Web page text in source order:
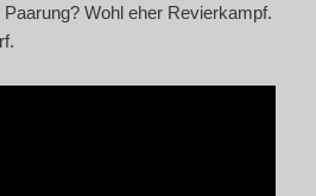
Wohl eher Revierkampf.